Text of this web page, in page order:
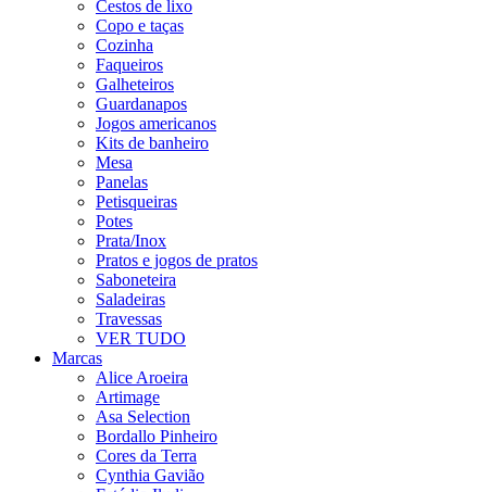
Cestos de lixo
Copo e taças
Cozinha
Faqueiros
Galheteiros
Guardanapos
Jogos americanos
Kits de banheiro
Mesa
Panelas
Petisqueiras
Potes
Prata/Inox
Pratos e jogos de pratos
Saboneteira
Saladeiras
Travessas
VER TUDO
Marcas
Alice Aroeira
Artimage
Asa Selection
Bordallo Pinheiro
Cores da Terra
Cynthia Gavião